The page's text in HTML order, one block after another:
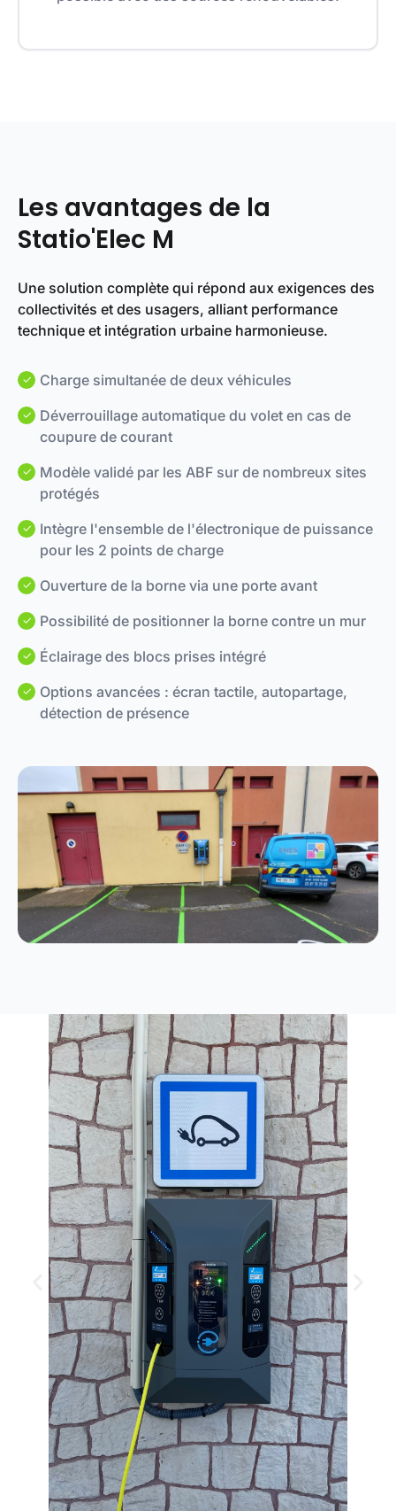
Les avantages de la
Statio'Elec M
Une solution complète qui répond aux exigences des
collectivités et des usagers, alliant performance
technique et intégration urbaine harmonieuse.
Charge simultanée de deux véhicules
Déverrouillage automatique du volet en cas de
coupure de courant
Modèle validé par les ABF sur de nombreux sites
protégés
Intègre l'ensemble de l'électronique de puissance
pour les 2 points de charge
Ouverture de la borne via une porte avant
Possibilité de positionner la borne contre un mur
Éclairage des blocs prises intégré
Options avancées : écran tactile, autopartage,
détection de présence